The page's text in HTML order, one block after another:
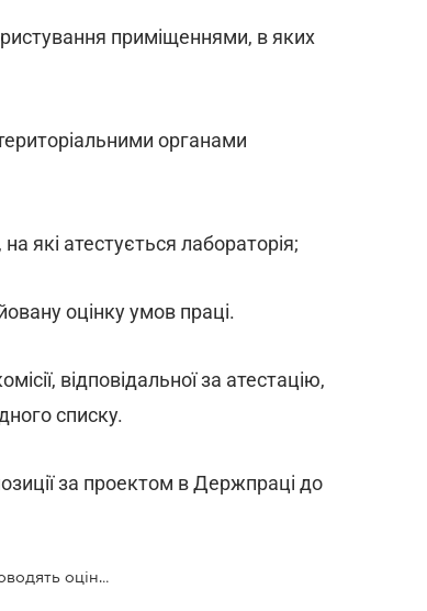
приміщеннями, в яких
органами
які атестується лабораторія;
оцінку умов праці.
відповідальної за атестацію,
списку.
за проектом в Держпраці до
Розроблений порядок атестації лабораторій, що проводять оцінку умов праці